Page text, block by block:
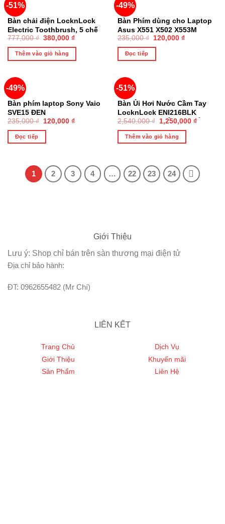
-51%
Bàn chải điện LocknLock
Electric Toothbrush, 5 chế
độ làm sạch , kèm 2 đầu thay
– ENR321BLK
777,000₫ 380,000 ₫
Thêm vào giỏ hàng
-49%
HẾT HÀNG
Bàn Phím dùng cho Laptop
Asus X551 X502 X553M
TP550 F554 F555 K501
X502C X502CA X553 K555
X551C X551CA X551M X551
235,000₫ 120,000 ₫
Đọc tiếp
-49%
HẾT HÀNG
Bàn phím laptop Sony Vaio
SVE15 ĐEN
235,000₫ 120,000 ₫
Đọc tiếp
-51%
Bàn Ủi Hơi Nước Cầm Tay
LocknLock ENI216BLK
(270ml) – Máy Ủi Quần Áo
Hút Vải Thông Minh Cao Cấp
Chính Hãng
2,540,000₫ 1,250,000 ₫
Thêm vào giỏ hàng
1 2 3 4 … 22 23 24
Giới Thiệu
Lưu ý: Shop chỉ bán trên sàn thương mại điện tử
Địa chỉ bảo hành:
ĐT: 0962655482 (Mr Chí)
LIÊN KẾT
Trang Chủ
Giới Thiệu
Sản Phẩm
Dịch Vụ
Khuyến mãi
Liên Hệ